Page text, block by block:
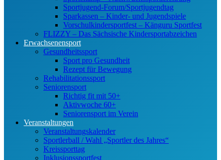
Sportjugend-Forum/Sport­jugend­tag
Sparkassen – Kinder- und Jugendspiele
Vorschulkindersportfest – Känguru Sportfest
FLIZZY – Das Sächsische Kindersportabzeichen
Erwachsenensport
Gesundheitssport
Sport pro Gesundheit
Rezept für Bewegung
Rehabilitationssport
Seniorensport
Richtig fit mit 50+
Aktivwoche 60+
Seniorensport im Verein
Veranstaltungen
Veranstaltungskalender
Sportlerball / Wahl „Sportler des Jahres“
Kreissporttag
Inklusionssportfest